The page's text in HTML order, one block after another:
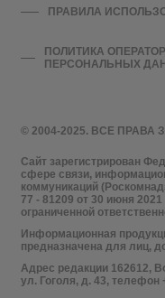
© 2004-2025. ВСЕ
Сайт зарегистрирован
сфере связи,
коммуникаций
77 - 81209 от 30 июня
ограниченной
Информационная
предназначена для лиц,
Адрес редакции 162612,
ул. Гоголя, д. 43, телефон
ПРАВИЛА
ПОЛИТИКА
ПЕРСОНАЛЬНЫХ